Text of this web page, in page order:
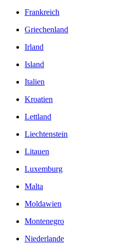
Frankreich
Griechenland
Irland
Island
Italien
Kroatien
Lettland
Liechtenstein
Litauen
Luxemburg
Malta
Moldawien
Montenegro
Niederlande